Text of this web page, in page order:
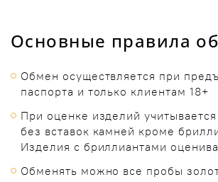
Основные правила
Обмен осуществляется при
паспорта и только клиентам 18+
При оценке изделий
без вставок камней кроме
Изделия с бриллиантами
Обменять можно все пробы